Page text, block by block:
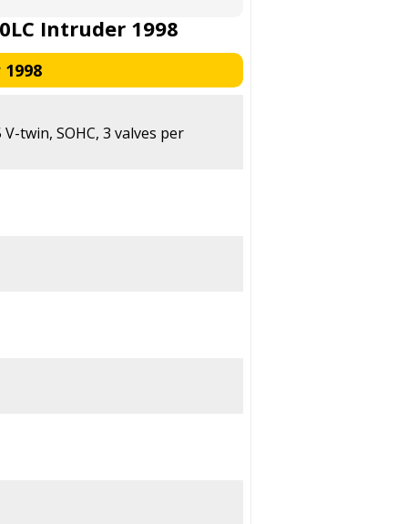
Intruder 1998
twin, SOHC, 3 valves per